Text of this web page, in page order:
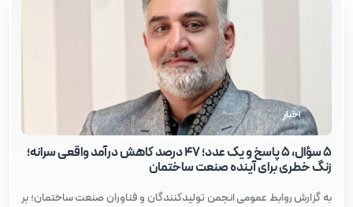
اخبار
۵ سؤال، ۵ پاسخ و یک عدد؛ ۴۷ درصد کاهش درآمد واقعی سرانه؛
زنگ خطری برای آینده صنعت ساختمان
به گزارش روابط عمومی انجمن تولیدکنندگان و فناوران صنعت ساختمان؛ بر